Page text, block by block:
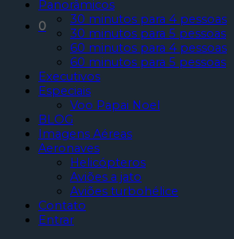
0
Panorâmicos
30 minutos para 4 pessoas
30 minutos para 5 pessoas
60 minutos para 4 pessoas
60 minutos para 5 pessoas
Executivos
Especiais
Voo Papai Noel
BLOG
Imagens Aéreas
Aeronaves
Helicópteros
Aviões a jato
Aviões turbohélice
Contato
Entrar